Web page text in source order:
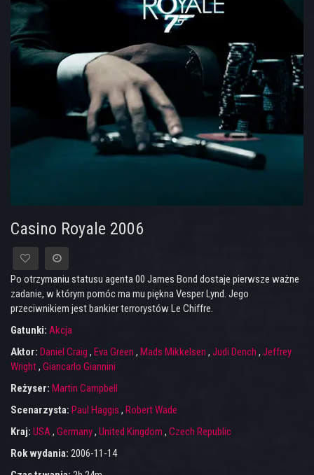
Casino Royale 2006
Po otrzymaniu statusu agenta 00 James Bond dostaje pierwsze ważne
zadanie, w którym pomóc ma mu piękna Vesper Lynd. Jego
przeciwnikiem jest bankier terrorystów Le Chiffre.
Gatunki: Akcja
Aktor: Daniel Craig , Eva Green , Mads Mikkelsen , Judi Dench , Jeffrey
Wright, Giancarlo Giannini
Reżyser: Martin Campbell
Scenarzysta: Paul Haggis , Robert Wade
Kraj: USA, Germany, United Kingdom , Czech Republic
Rok wydania: 2006-11-14